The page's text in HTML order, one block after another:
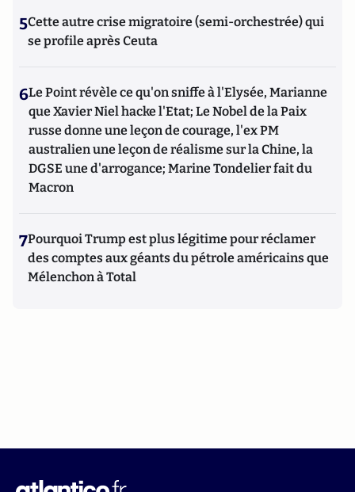
5Cette autre crise migratoire (semi-orchestrée) qui
se profile après Ceuta
6Le Point révèle ce qu'on sniffe à l'Elysée, Marianne
que Xavier Niel hacke l'Etat; Le Nobel de la Paix
russe donne une leçon de courage, l'ex PM
australien une leçon de réalisme sur la Chine, la
DGSE une d'arrogance; Marine Tondelier fait du
Macron
7Pourquoi Trump est plus légitime pour réclamer
des comptes aux géants du pétrole américains que
Mélenchon à Total